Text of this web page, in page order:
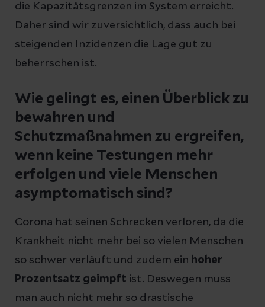
die Kapazitätsgrenzen im System erreicht.
Daher sind wir zuversichtlich, dass auch bei
steigenden Inzidenzen die Lage gut zu
beherrschen ist.
Wie gelingt es, einen Überblick zu
bewahren und
Schutzmaßnahmen zu ergreifen,
wenn keine Testungen mehr
erfolgen und viele Menschen
asymptomatisch sind?
Corona hat seinen Schrecken verloren, da die
Krankheit nicht mehr bei so vielen Menschen
so schwer verläuft und zudem ein hoher
Prozentsatz geimpft ist. Deswegen muss
man auch nicht mehr so drastische